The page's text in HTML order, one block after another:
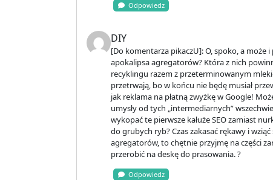
Odpowiedz
DIY
[Do komentarza pikaczU]: O, spoko, a może
apokalipsa agregatorów? Która z nich
recyklingu razem z przeterminowanym
przetrwają, bo w końcu nie będę musiał
jak reklama na płatną zwyżkę w Google!
umysły od tych „intermediarnych”
wykopać te pierwsze kałuże SEO zamiast
do grubych ryb? Czas zakasać rękawy i
agregatorów, to chętnie przyjmę na części
przerobić na deskę do prasowania. ?
Odpowiedz